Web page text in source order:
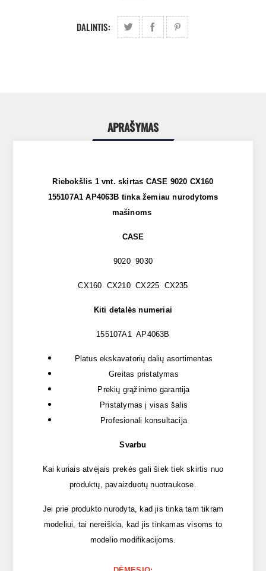
DALINTIS:
APRAŠYMAS
Riebokšlis 1 vnt. skirtas CASE 9020 CX160
155107A1 AP4063B tinka žemiau nurodytoms
mašinoms
CASE
9020 9030
CX160 CX210 CX225 CX235
Kiti detalės numeriai
155107A1 AP4063B
Platus ekskavatorių dalių asortimentas
Greitas pristatymas
Prekių grąžinimo garantija
Pristatymas į visas šalis
Profesionali konsultacija
Svarbu
Kai kuriais atvėjais prekės gali šiek tiek skirtis nuo
produktų, pavaizduotų nuotraukose.
Jei prie produkto nurodyta, kad jis tinka tam tikram
modeliui, tai nereiškia, kad jis tinkamas visoms to
modelio modifikacijoms.